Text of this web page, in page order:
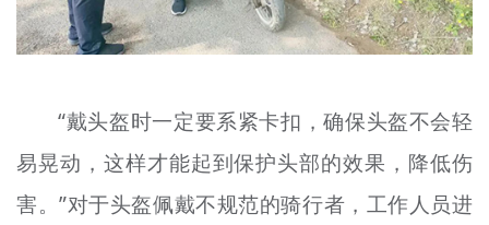
“戴头盔时一定要系紧卡扣，确保头盔不会轻
易晃动，这样才能起到保护头部的效果，降低伤
害。”对于头盔佩戴不规范的骑行者，工作人员进